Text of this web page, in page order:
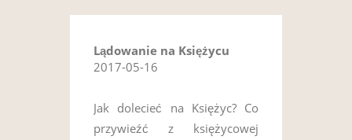
Lądowanie na Księżycu
2017-05-16
Jak dolecieć na Księżyc? Co
przywieźć z księżycowej